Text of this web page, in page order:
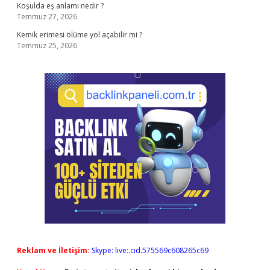
Koşulda eş anlamı nedir ?
Temmuz 27, 2026
Kemik erimesi ölüme yol açabilir mi ?
Temmuz 25, 2026
Reklam ve İletişim: Skype: live:.cid.575569c608265c69